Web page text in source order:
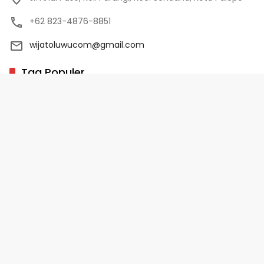
+62 823-4876-8851
wijatoluwucom@gmail.com
Tag Populer